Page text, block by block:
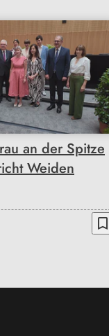
an der Spitze
Weiden
bookmark_border